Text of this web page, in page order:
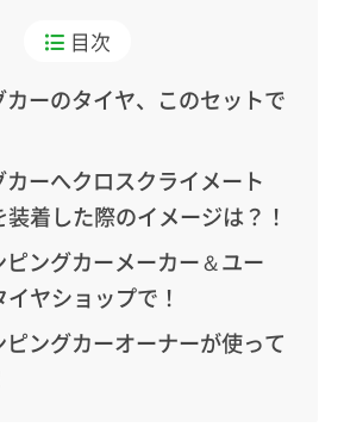
目次
カーのタイヤ、このセットで
ーへクロスクライメート
着した際のイメージは？！
ングカーメーカー＆ユー
ヤショップで！
ングカーオーナーが使って